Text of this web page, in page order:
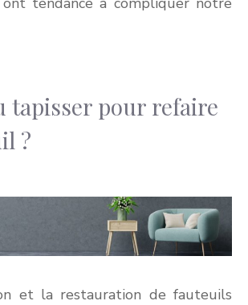
tapisser pour refaire
?
et la restauration de fauteuils